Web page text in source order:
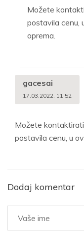
Možete
postavila cenu,
oprema.
gacesai
17.03.2022. 11:52
Možete
postavila cenu, u
Dodaj komentar